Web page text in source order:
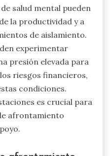
salud mental pueden
la productividad y a
de aislamiento.
experimentar
presión elevada para
riesgos financieros,
condiciones.
es crucial para
afrontamiento